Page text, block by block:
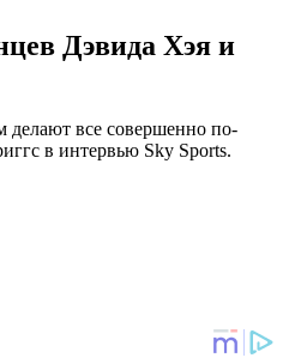
Дэвида Хэя и
делают все совершенно по-
в интервью Sky Sports.